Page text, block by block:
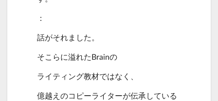
：
話がそれました。
そこらに溢れたBrainの
ライティング教材ではなく、
億越えのコピーライターが伝承している